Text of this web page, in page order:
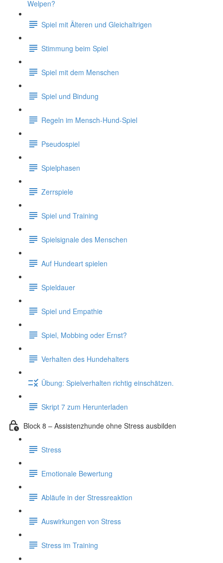
Welpen?
Spiel mit Älteren und Gleichaltrigen
Stimmung beim Spiel
Spiel mit dem Menschen
Spiel und Bindung
Regeln im Mensch-Hund-Spiel
Pseudospiel
Spielphasen
Zerrspiele
Spiel und Training
Spielsignale des Menschen
Auf Hundeart spielen
Spieldauer
Spiel und Empathie
Spiel, Mobbing oder Ernst?
Verhalten des Hundehalters
Übung: Spielverhalten richtig einschätzen.
Skript 7 zum Herunterladen
Block 8 – Assistenzhunde ohne Stress ausbilden
Stress
Emotionale Bewertung
Abläufe in der Stressreaktion
Auswirkungen von Stress
Stress im Training